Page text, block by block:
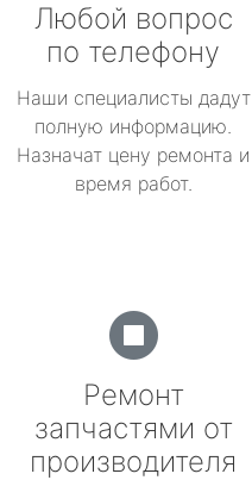
Любой вопрос
по телефону
Наши специалисты дадут
полную информацию.
Назначат цену ремонта и
время работ.
Ремонт
запчастями от
производителя